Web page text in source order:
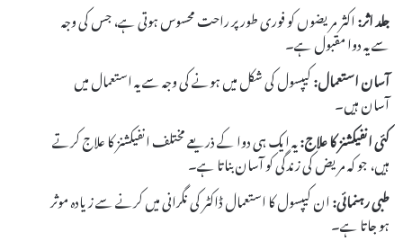
جلد اثر:اکثر مریضوں کو فوری طور پر راحت محسوس ہوتی ہے، جس کی وجہ
سے یہ دوا مقبول ہے۔
آسان استعمال:کیپسول کی شکل میں ہونے کی وجہ سے یہ استعمال میں
آسان ہیں۔
کئی انفیکشنز کا علاج:یہ ایک ہی دوا کے ذریعے مختلف انفیکشنز کا علاج کرتے
ہیں، جو کہ مریض کی زندگی کو آسان بناتا ہے۔
طبی رہنمائی:ان کیپسول کا استعمال ڈاکٹر کی نگرانی میں کرنے سے زیادہ موثر
ہو جاتا ہے۔